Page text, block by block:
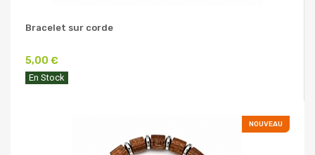
Bracelet sur corde
5,00 €
En Stock
NOUVEAU